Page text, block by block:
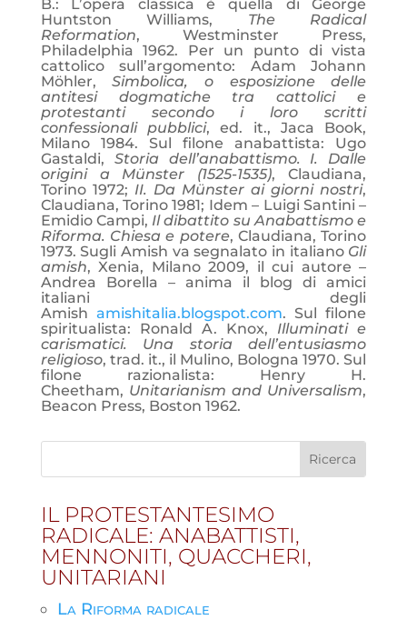
B.: L’opera classica è quella di George
Huntston Williams, The Radical
Reformation, Westminster Press,
Philadelphia 1962. Per un punto di vista
cattolico sull’argomento: Adam Johann
Möhler,Simbolica, o esposizione delle
antitesi dogmatiche tra cattolici e
protestanti secondo i loro scritti
confessionali pubblici, ed. it., Jaca Book,
Milano 1984. Sul filone anabattista: Ugo
Gastaldi, Storia dell’anabattismo. I. Dalle
origini a Münster (1525-1535), Claudiana,
Torino 1972; II. Da Münster ai giorni nostri,
Claudiana, Torino 1981; Idem – Luigi Santini –
Emidio Campi, Il dibattito su Anabattismo e
Riforma. Chiesa e potere, Claudiana, Torino
1973. Sugli Amish va segnalato in italiano Gli
amish, Xenia, Milano 2009, il cui autore –
Andrea Borella – anima il blog di amici
italiani degli
Amish amishitalia.blogspot.com. Sul filone
spiritualista: Ronald A. Knox, Illuminati e
carismatici. Una storia dell’entusiasmo
religioso, trad. it., il Mulino, Bologna 1970. Sul
filone razionalista: Henry H.
Cheetham, Unitarianism and Universalism,
Beacon Press, Boston 1962.
IL PROTESTANTESIMO
RADICALE: ANABATTISTI,
MENNONITI, QUACCHERI,
UNITARIANI
La Riforma radicale